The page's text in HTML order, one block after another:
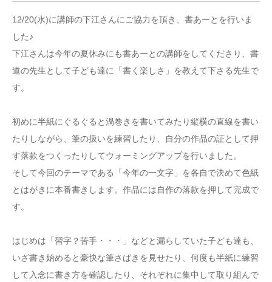
12/20(水)に講師の下江さんにご協力を頂き、書あーとを行いま
した♪
下江さんは今年の夏休みにも書あーとの講師をしてくださり、書
道の先生として子ども達に「書く楽しさ」を教えて下さる先生で
す。
初めに半紙にぐるぐると渦巻きを書いてみたり縦横の直線を書い
たりしながら、筆の扱いを練習したり、自分の作品の証として押
す落款をつくったりしてウォーミングアップを行いました。
そして今回のテーマである「今年の一文字」を各自で決めて色紙
とはがきに本番書きします。作品には自作の落款を押して完成で
す。
はじめは「習字？苦手・・・」などと漏らしていた子ども達も、
いざ書き始めると豪快な筆さばきを見せたり、何度も半紙に練習
して入念に書き方を確認したり、それぞれに集中して取り組んで